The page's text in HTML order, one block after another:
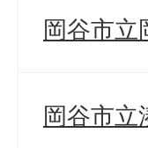
岡谷市立
岡谷市立